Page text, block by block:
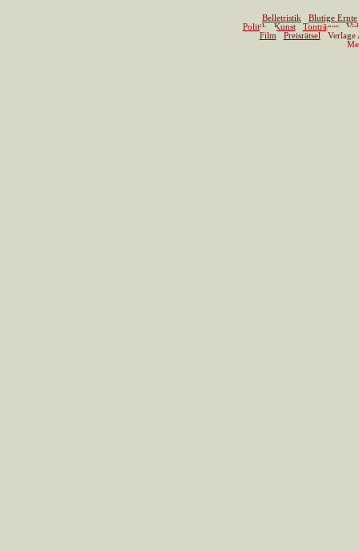
Belletristik
Blutige Ernte
Politik
Kunst Tonträger
Film
Preisrätsel
Verlage